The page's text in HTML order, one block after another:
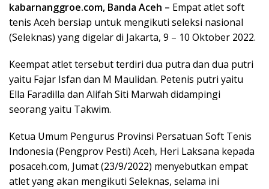
kabarnanggroe.com, Banda Aceh – Empat atlet soft
tenis Aceh bersiap untuk mengikuti seleksi nasional
(Seleknas) yang digelar di Jakarta, 9 – 10 Oktober 2022.
Keempat atlet tersebut terdiri dua putra dan dua putri
yaitu Fajar Isfan dan M Maulidan. Petenis putri yaitu
Ella Faradilla dan Alifah Siti Marwah didampingi
seorang yaitu Takwim.
Ketua Umum Pengurus Provinsi Persatuan Soft Tenis
Indonesia (Pengprov Pesti) Aceh, Heri Laksana kepada
posaceh.com, Jumat (23/9/2022) menyebutkan empat
atlet yang akan mengikuti Seleknas, selama ini